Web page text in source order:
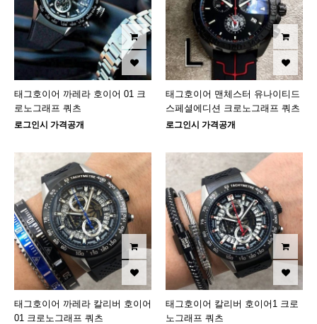
태그호이어 까레라 호이어 01 크
로노그래프 쿼츠
로그인시 가격공개
태그호이어 맨체스터 유나이티드
스페셜에디션 크로노그래프 쿼츠
로그인시 가격공개
태그호이어 까레라 칼리버 호이어
01 크로노그래프 쿼츠
태그호이어 칼리버 호이어1 크로
노그래프 쿼츠